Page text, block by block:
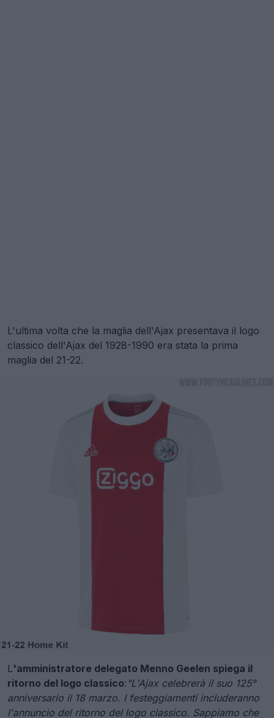
L'ultima volta che la maglia dell'Ajax presentava il logo
classico dell'Ajax del 1928-1990 era stata la prima
maglia del 21-22.
L 'amministratore delegato Menno Geelen spiega il
ritorno del logo classico: "L'Ajax celebrerà il suo 125°
anniversario il 18 marzo. I festeggiamenti includeranno
l'annuncio del ritorno del logo classico. Sappiamo che